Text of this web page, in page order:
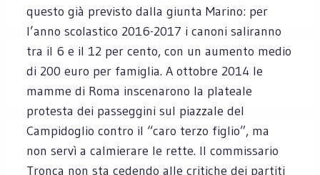
questo già previsto dalla giunta Marino: per
l’anno scolastico 2016-2017 i canoni saliranno
tra il 6 e il 12 per cento, con un aumento medio
di 200 euro per famiglia. A ottobre 2014 le
mamme di Roma inscenarono la plateale
protesta dei passeggini sul piazzale del
Campidoglio contro il “caro terzo figlio”, ma
non servì a calmierare le rette. Il commissario
Tronca non sta cedendo alle critiche dei partiti